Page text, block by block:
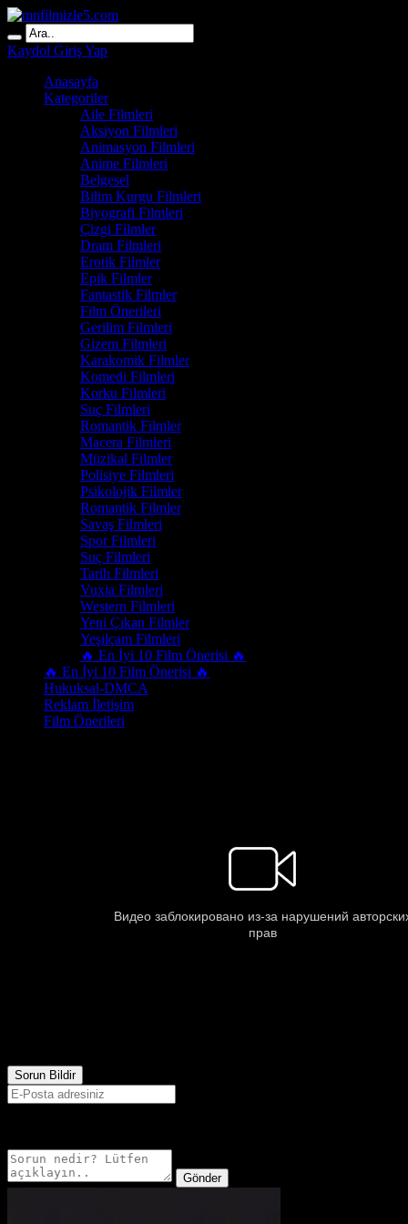
Kaydol Giriş Yap
Anasayfa
Kategoriler
Aile Filmleri
Aksiyon Filmleri
Animasyon Filmleri
Anime Filmleri
Belgesel
Bilim Kurgu Filmleri
Biyografi Filmleri
Çizgi Filmler
Dram Filmleri
Erotik Filmler
Epik Filmler
Fantastik Filmler
Film Önerileri
Gerilim Filmleri
Gizem Filmleri
Karakomik Filmler
Komedi Filmleri
Korku Filmleri
Suç Filmleri
Romantik Filmler
Macera Filmleri
Müzikal Filmler
Polisiye Filmleri
Psikolojik Filmler
Romantik Filmler
Savaş Filmleri
Spor Filmleri
Suç Filmleri
Tarih Filmleri
Vuxia Filmleri
Western Filmleri
Yeni Çıkan Filmler
Yeşilçam Filmleri
🔥 En İyi 10 Film Önerisi 🔥
🔥 En İyi 10 Film Önerisi 🔥
Hukuksal-DMCA
Reklam İletişim
Film Önerileri
Sorun Bildir
Gönder